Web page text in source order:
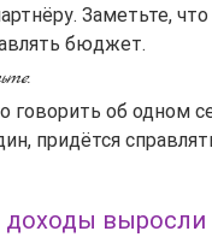
Заметьте,
бюджет.
говорить об
придётся
доходы выросли